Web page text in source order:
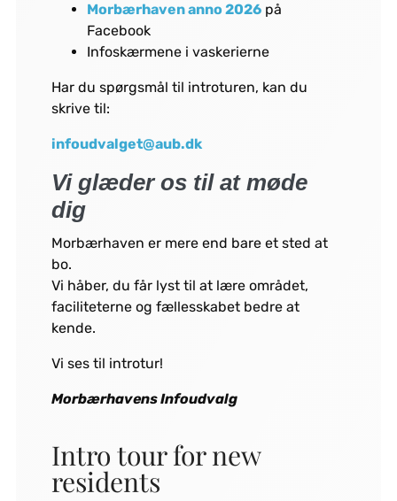
Morbærhaven anno 2026på
Facebook
Infoskærmene i vaskerierne
Har du spørgsmål til introturen, kan du
skrive til:
infoudvalget@aub.dk
Vi glæder os til at møde
dig
Morbærhaven er mere end bare et sted at
bo.
Vi håber, du får lyst til at lære området,
faciliteterne og fællesskabet bedre at
kende.
Vi ses til introtur!
Morbærhavens Infoudvalg
Intro tour for new
residents